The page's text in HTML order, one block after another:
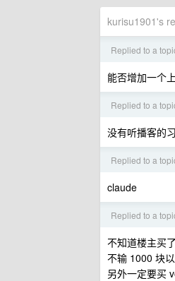
kurisu1901's
Replied to a
能否增加一个
Replied to a
没有听播客的
Replied to a
claude
Replied to a
不知道楼主买
不输 1000 块以
另外一定要买